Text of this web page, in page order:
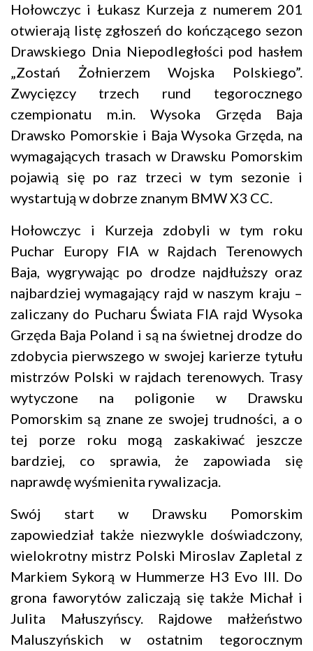
Hołowczyc i Łukasz Kurzeja z numerem 201
otwierają listę zgłoszeń do kończącego sezon
Drawskiego Dnia Niepodległości pod hasłem
„Zostań Żołnierzem Wojska Polskiego”.
Zwycięzcy trzech rund tegorocznego
czempionatu m.in. Wysoka Grzęda Baja
Drawsko Pomorskie i Baja Wysoka Grzęda, na
wymagających trasach w Drawsku Pomorskim
pojawią się po raz trzeci w tym sezonie i
wystartują w dobrze znanym BMW X3 CC.
Hołowczyc i Kurzeja zdobyli w tym roku
Puchar Europy FIA w Rajdach Terenowych
Baja, wygrywając po drodze najdłuższy oraz
najbardziej wymagający rajd w naszym kraju –
zaliczany do Pucharu Świata FIA rajd Wysoka
Grzęda Baja Poland i są na świetnej drodze do
zdobycia pierwszego w swojej karierze tytułu
mistrzów Polski w rajdach terenowych. Trasy
wytyczone na poligonie w Drawsku
Pomorskim są znane ze swojej trudności, a o
tej porze roku mogą zaskakiwać jeszcze
bardziej, co sprawia, że zapowiada się
naprawdę wyśmienita rywalizacja.
Swój start w Drawsku Pomorskim
zapowiedział także niezwykle doświadczony,
wielokrotny mistrz Polski Miroslav Zapletal z
Markiem Sykorą w Hummerze H3 Evo III. Do
grona faworytów zaliczają się także Michał i
Julita Małuszyńscy. Rajdowe małżeństwo
Maluszyńskich w ostatnim tegorocznym